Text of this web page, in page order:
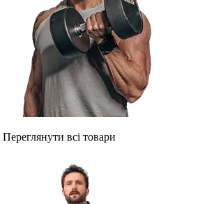
Переглянути всі товари